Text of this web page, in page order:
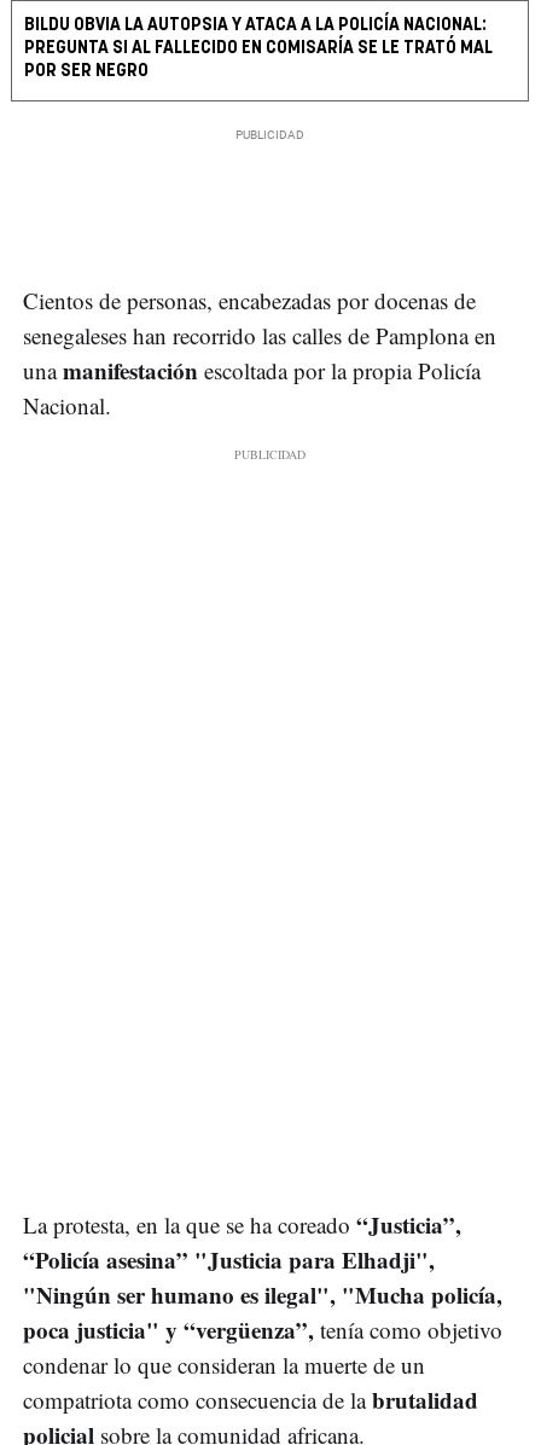
BILDU OBVIA LA AUTOPSIA Y ATACA A LA POLICÍA NACIONAL:
PREGUNTA SI AL FALLECIDO EN COMISARÍA SE LE TRATÓ MAL
POR SER NEGRO
Cientos de personas, encabezadas por docenas de
senegaleses han recorrido las calles de Pamplona en
unamanifestación escoltada por la propia Policía
Nacional.
La protesta, en la que se ha coreado “Justicia”,
“Policía asesina” "Justicia para Elhadji",
"Ningún ser humano es ilegal", "Mucha policía,
poca justicia" y “vergüenza”, tenía como objetivo
condenar lo que consideran la muerte de un
compatriota como consecuencia de labrutalidad
policial sobre la comunidad africana.